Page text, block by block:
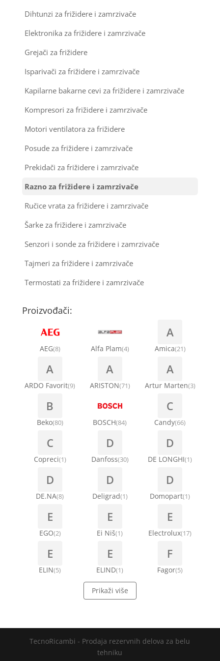
Kondenz creva
Kondenzatori za klima uređaje
Ostali materijal za montažu klima uređaja
Dihtunzi za frižidere i zamrzivače
Elektronika za frižidere i zamrzivače
Grejači za frižidere
Isparivači za frižidere i zamrzivače
Kapilarne bakarne cevi za frižidere i zamrzivače
Kompresori za frižidere i zamrzivače
Motori ventilatora za frižidere
Posude za frižidere i zamrzivače
Prekidači za frižidere i zamrzivače
Razno za frižidere i zamrzivače
Ručice vrata za frižidere i zamrzivače
Šarke za frižidere i zamrzivače
Senzori i sonde za frižidere i zamrzivače
Tajmeri za frižidere i zamrzivače
Termostati za frižidere i zamrzivače
Proizvođači:
AEG(8) Alfa Plam(4)
A
Amica(21)
A
ARDO Favorit(9)
A
ARISTON(71)
A
Artur Marten(3)
B
Beko(80) BOSCH(84)
C
Candy(66)
C
Copreci(1)
D
Danfoss(30)
D
DE LONGHI(1)
D
DE.NA(8)
D
Deligrad(1)
D
Domopart(1)
E
EGO(2)
E
Ei Niš(1)
E
Electrolux(17)
E
ELIN(5)
E
ELIND(1)
F
Fagor(5)
Prikaži više
TecnoRicambi - Prodaja rezervnih delova za belu
tehniku